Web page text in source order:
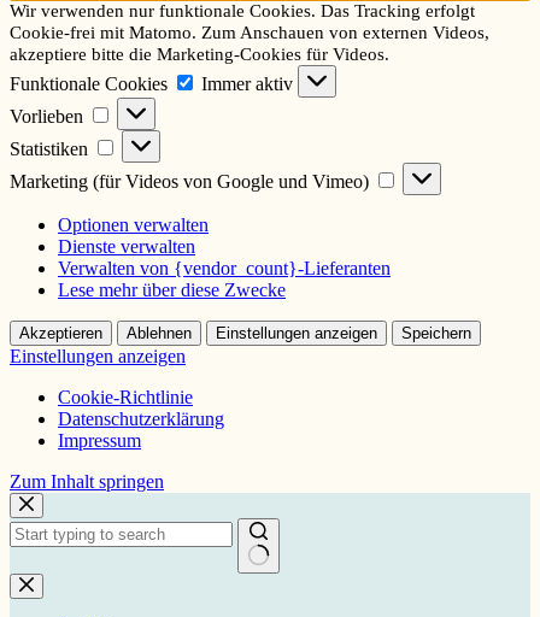
Wir verwenden nur funktionale Cookies. Das Tracking erfolgt
Cookie-frei mit Matomo. Zum Anschauen von externen Videos,
akzeptiere bitte die Marketing-Cookies für Videos.
Funktionale Cookies
Funktionale
Cookies
Immer aktiv
Vorlieben
Vorlieben
Statistiken Statistiken
Marketing (für Videos von Google und Vimeo)
Marketing
(für
Optionen verwalten
Dienste verwalten
Verwalten von {vendor_count}-Lieferanten
Lese mehr über diese Zwecke
Akzeptieren Ablehnen Einstellungen anzeigen Speichern
Einstellungen anzeigen
Cookie-Richtlinie
Datenschutzerklärung
Impressum
Zum Inhalt springen
springen
Keine
Ergebnisse